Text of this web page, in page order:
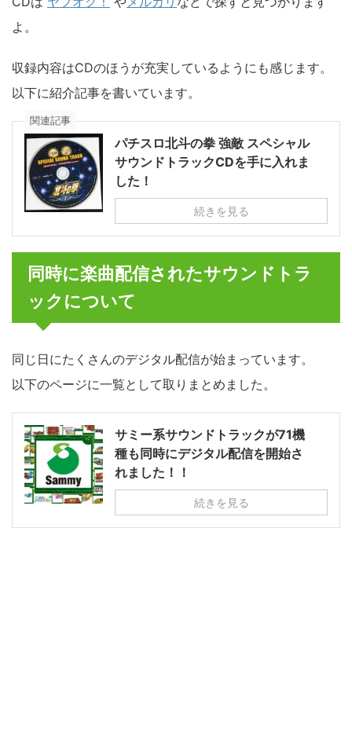
よ。
収録内容はCDのほうが充実しているようにも感じます。
以下に紹介記事を書いています。
関連記事
パチスロ北斗の拳 強敵 スペシャル
サウンドトラックCDを手に入れま
した！
続きを見る
同時に楽曲配信されたサウンドトラ
ックについて
同じ日にたくさんのデジタル配信が始まっています。
以下のページに一覧として取りまとめました。
サミー系サウンドトラックが71機
種も同時にデジタル配信を開始さ
れました！！
続きを見る